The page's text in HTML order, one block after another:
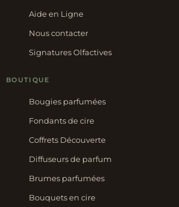
Aide en Ligne
Nous contacter
Signatures Olfactives
BOUTIQUE
Bougies parfumées
Fondants de cire
Coffrets Découverte
Diffuseurs de parfum
Brumes parfumées
Bouquets en cire